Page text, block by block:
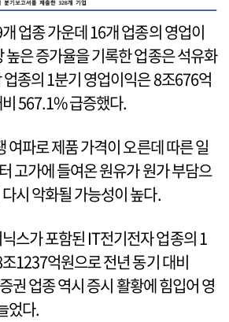
업종 가운데 16개 업종의 영업이
높은 증가율을 기록한 업종은 석유화
종의 1분기 영업이익은 8조676억
567.1% 급증했다.
여파로 제품 가격이 오른데 따른 일
고가에 들여온 원유가 원가 부담으
시 악화될 가능성이 높다.
스가 포함된 IT전기전자 업종의 1
1237억원으로 전년 동기 대비
권 업종 역시 증시 활황에 힘입어 영
었다.